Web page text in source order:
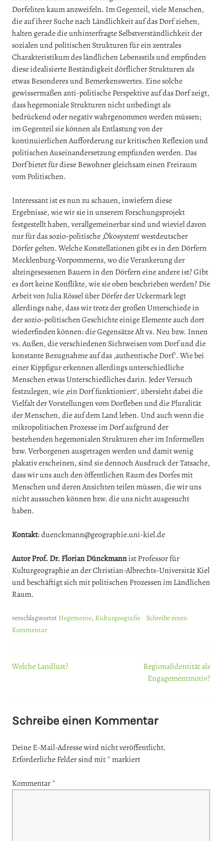
Dorfeliten kaum anzweifeln. Im Gegenteil, viele Menschen,
die auf ihrer Suche nach Ländlichkeit auf das Dorf ziehen,
halten gerade die unhinterfragte Selbstverständlichkeit der
sozialen und politischen Strukturen für ein zentrales
Charakteristikum des ländlichen Lebensstils und empfinden
diese idealisierte Beständigkeit dörflicher Strukturen als
etwas Besonderes und Bemerkenswertes. Eine solche
gewissermaßen anti-politische Perspektive auf das Dorf zeigt,
dass hegemoniale Strukturen nicht unbedingt als
bedrückend oder negativ wahrgenommen werden müssen;
im Gegenteil sie können als Entlastung von der
kontinuierlichen Aufforderung zur kritischen Reflexion und
politischen Auseinandersetzung empfunden werden. Das
Dorf bietet für diese Bewohner gleichsam einen Freiraum
vom Politischen.
Interessant ist es nun zu schauen, inwiefern diese
Ergebnisse, wie wir sie in unserem Forschungsprojekt
festgestellt haben, verallgemeinerbar sind und wieviel davon
nur für das sozio-politische ‚Ökosystem‘ westdeutscher
Dörfer gelten. Welche Konstellationen gibt es in den Dörfern
Mecklenburg-Vorpommerns, wo die Verankerung der
alteingesessenen Bauern in den Dörfern eine andere ist? Gibt
es dort keine Konflikte, wie sie oben beschrieben werden? Die
Arbeit von Julia Rössel über Dörfer der Uckermark legt
allerdings nahe, dass wir trotz der großen Unterschiede in
der sozio-politischen Geschichte einige Elemente auch dort
wiederfinden können: die Gegensätze Alt vs. Neu bzw. Innen
vs. Außen, die verschiedenen Sichtweisen vom Dorf und die
konstante Bezugnahme auf das ‚authentische Dorf‘. Wie bei
einer Kippfigur erkennen allerdings unterschiedliche
Menschen etwas Unterschiedliches darin. Jeder Versuch
festzulegen, wie ‚ein Dorf funktioniert‘, übersieht dabei die
Vielfalt der Vorstellungen vom Dorfleben und die Pluralität
der Menschen, die auf dem Land leben. Und auch wenn die
mikropolitischen Prozesse im Dorf aufgrund der
bestehenden hegemonialen Strukturen eher im Informellen
bzw. Verborgenen ausgetragen werden und damit wenig
plakativ erscheinen, sind sie dennoch Ausdruck der Tatsache,
dass wir uns auch den öffentlichen Raum des Dorfes mit
Menschen und deren Ansichten teilen müssen, die wir uns
nicht aussuchen können bzw. die uns nicht ausgesucht
haben.
Kontakt: duenckmann@geographie.uni-kiel.de
Autor Prof. Dr. Florian Dünckmannist Professor für
Kulturgeographie an der Christian-Albrechts-Universität Kiel
und beschäftigt sich mit politischen Prozessen im Ländlichen
Raum.
verschlagwortet Hegemonie, Kulturgeografie
Schreibe einen
Kommentar
Beitrags-
Welche Landlust?
Regionalidentität als
Engagementmotiv?
Schreibe einen Kommentar
Deine E-Mail-Adresse wird nicht veröffentlicht.
Erforderliche Felder sind mit*markiert
Kommentar*